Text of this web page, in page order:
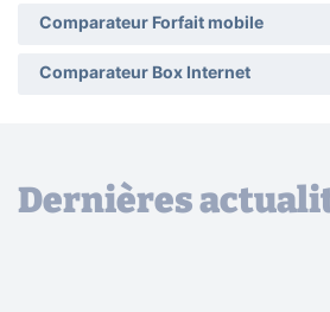
Comparateur Forfait mobile
Comparateur Box Internet
Dernières